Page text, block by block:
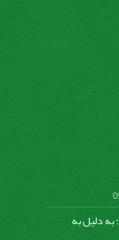
عدم دسترسی به سایت در تاریخ ۱۴۰۴.۰۵.۲۷؛ به دلیل به